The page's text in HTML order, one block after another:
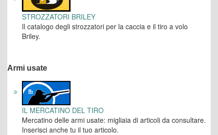
STROZZATORI BRILEY
Il catalogo degli strozzatori per la caccia e il tiro a volo
Briley.
Armi usate
IL MERCATINO DEL TIRO
Mercatino delle armi usate: migliaia di articoli da consultare.
Inserisci anche tu il tuo articolo.